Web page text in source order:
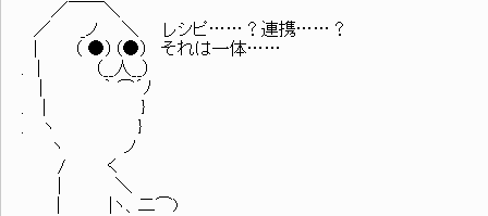
／￣￣＼
／ _ノ ＼ レシピ……？連携……？
| （ ●）（●） それは一体……
. | （__人__）
| ｀ ⌒´ﾉ
. | }
. ヽ }
ヽ ノ
/ く
| ＼
| |ヽ、二⌒)